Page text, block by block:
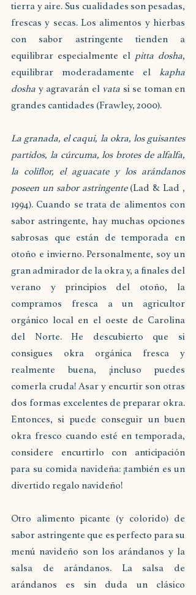
tierra y aire. Sus cualidades son pesadas,
frescas y secas. Los alimentos y hierbas
con sabor astringente tienden a
equilibrar especialmente el pitta dosha,
equilibrar moderadamente el kapha
dosha y agravarán el vata si se toman en
grandes cantidades (Frawley, 2000).
La granada, el caqui, la okra, los guisantes
partidos, la cúrcuma, los brotes de alfalfa,
la coliflor, el aguacate y los arándanos
poseen un sabor astringente (Lad & Lad ,
1994). Cuando se trata de alimentos con
sabor astringente, hay muchas opciones
sabrosas que están de temporada en
otoño e invierno. Personalmente, soy un
gran admirador de la okra y, a finales del
verano y principios del otoño, la
compramos fresca a un agricultor
orgánico local en el oeste de Carolina
del Norte. He descubierto que si
consigues okra orgánica fresca y
realmente buena, ¡incluso puedes
comerla cruda! Asar y encurtir son otras
dos formas excelentes de preparar okra.
Entonces, si puede conseguir un buen
okra fresco cuando esté en temporada,
considere encurtirlo con anticipación
para su comida navideña: ¡también es un
divertido regalo navideño!
Otro alimento picante (y colorido) de
sabor astringente que es perfecto para su
menú navideño son los arándanos y la
salsa de arándanos. La salsa de
arándanos es sin duda un clásico